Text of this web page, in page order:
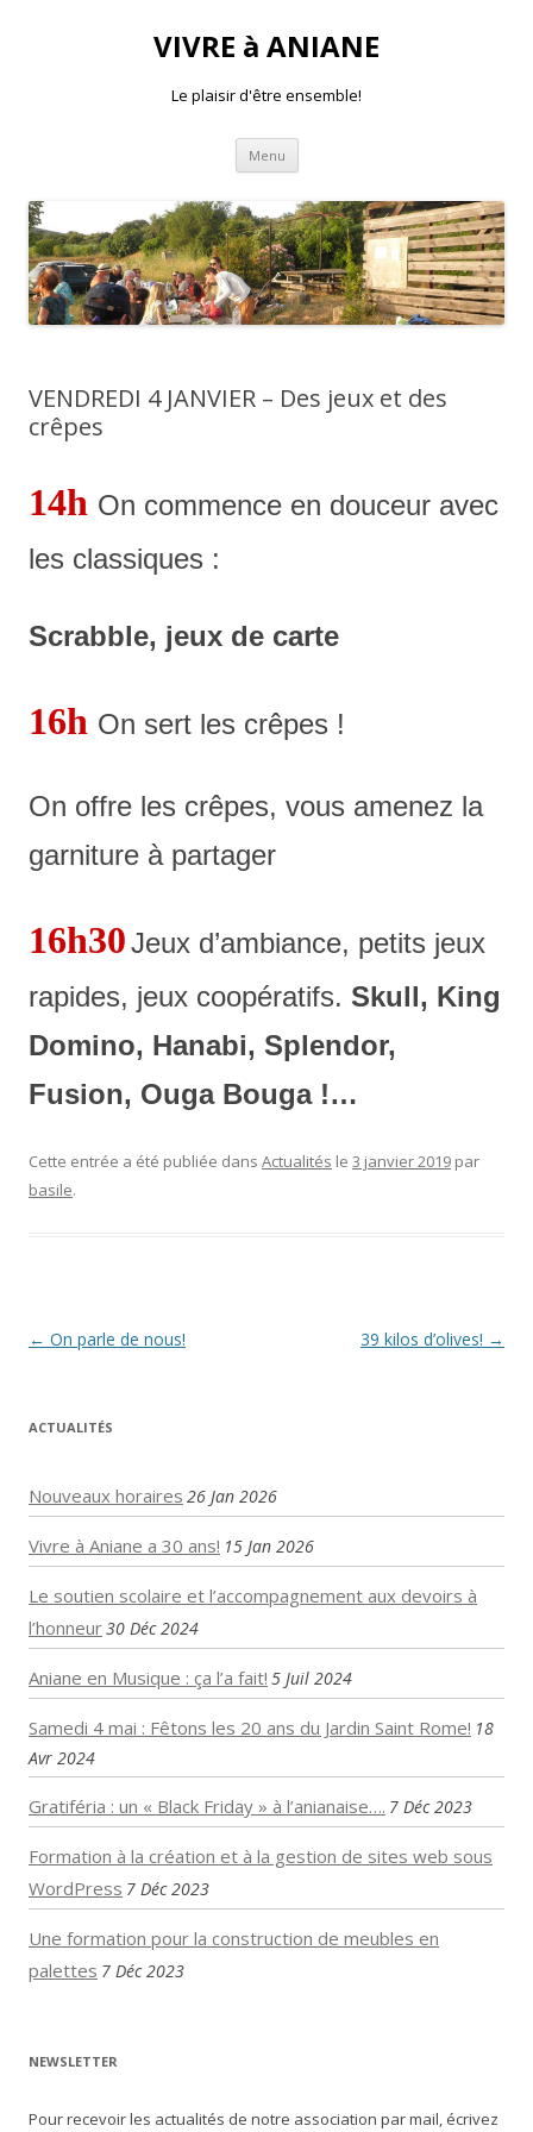
VIVRE à ANIANE
Le plaisir d'être ensemble!
Menu Aller
contenu
VENDREDI 4 JANVIER – Des jeux et des
crêpes
14h On commence en douceur avec
les classiques :
Scrabble, jeux de carte
16h On sert les crêpes !
On offre les crêpes, vous amenez la
garniture à partager
16h30Jeux d’ambiance, petits jeux
rapides, jeux coopératifs. Skull, King
Domino, Hanabi, Splendor,
Fusion, Ouga Bouga !…
Cette entrée a été publiée dans Actualités le 3 janvier 2019 par
basile.
Navigation
← On parle de nous! 39 kilos d’olives! →
ACTUALITÉS
Nouveaux horaires 26 Jan 2026
Vivre à Aniane a 30 ans! 15 Jan 2026
Le soutien scolaire et l’accompagnement aux devoirs à
l’honneur30 Déc 2024
Aniane en Musique : ça l’a fait! 5 Juil 2024
Samedi 4 mai : Fêtons les 20 ans du Jardin Saint Rome! 18
Avr 2024
Gratiféria : un « Black Friday » à l’anianaise…. 7 Déc 2023
Formation à la création et à la gestion de sites web sous
WordPress 7 Déc 2023
Une formation pour la construction de meubles en
palettes 7 Déc 2023
NEWSLETTER
Pour recevoir les actualités de notre association par mail, écrivez